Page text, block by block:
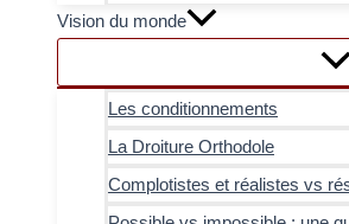
Vision du monde
Les conditionnements
La Droiture Orthodole
Complotistes et réalistes vs